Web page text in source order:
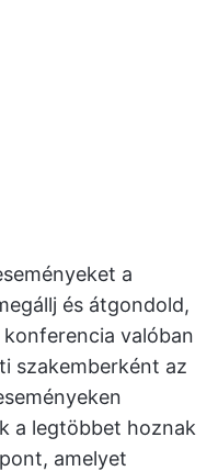
a
és átgondold,
valóban
szakemberként az
a legtöbbet hoznak
amelyet